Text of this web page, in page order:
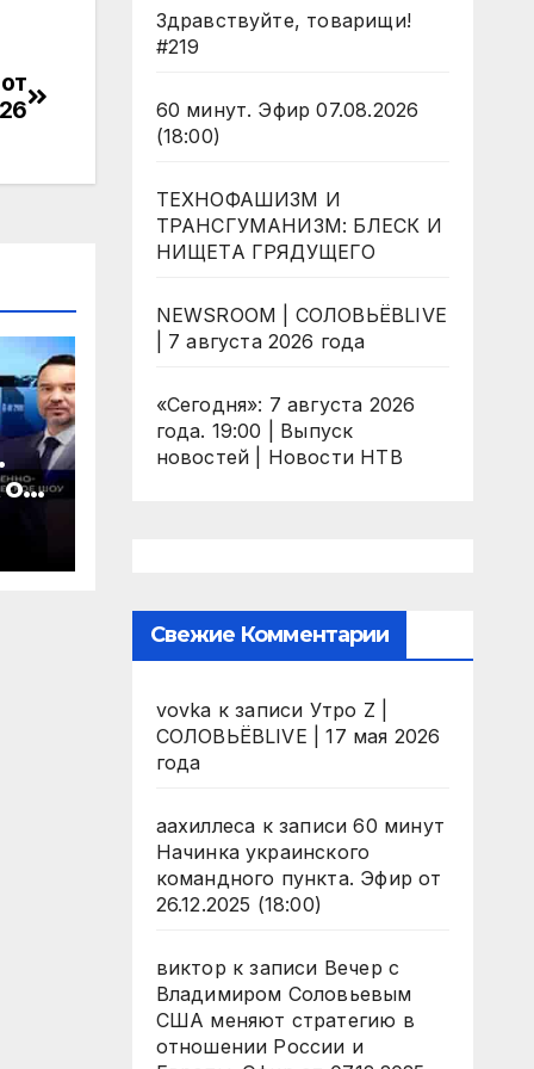
Здравствуйте, товарищи!
#219
60 минут. Эфир 07.08.2026
(18:00)
ТЕХНОФАШИЗМ И
ТРАНСГУМАНИЗМ: БЛЕСК И
НИЩЕТА ГРЯДУЩЕГО
NEWSROOM | СОЛОВЬЁВLIVE
| 7 августа 2026 года
«Сегодня»: 7 августа 2026
года. 19:00 | Выпуск
новостей | Новости НТВ
Свежие Комментарии
vovka к записи Утро Z |
СОЛОВЬЁВLIVE | 17 мая 2026
года
аахиллеса к записи60 минут
Начинка украинского
командного пункта. Эфир от
26.12.2025 (18:00)
виктор к записи Вечер с
Владимиром Соловьевым
США меняют стратегию в
отношении России и